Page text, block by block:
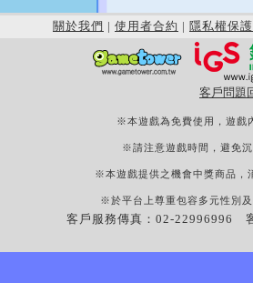
關於我們 | 使用者合約 | 隱私權保護
客戶問題
※本遊戲為免費使用，遊戲
※請注意遊戲時間，避免
※本遊戲提供之機會中獎商品，
※於平台上尊重包容多元性別
客戶服務傳真：02-22996996